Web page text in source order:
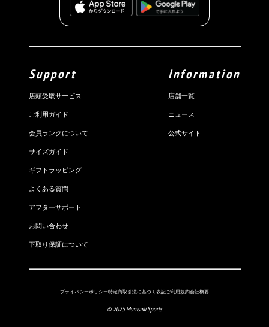
Support
店頭受取サービス
ご利用ガイド
会員ランクについて
サイズガイド
ギフトラッピング
よくある質問
アフターサポート
お問い合わせ
下取り保証について
Information
店舗一覧
ニュース
公式サイト
プライバシーポリシー特定商取引法に基づく表記ご利用規約会社概要
© 2025 Murasaki Sports